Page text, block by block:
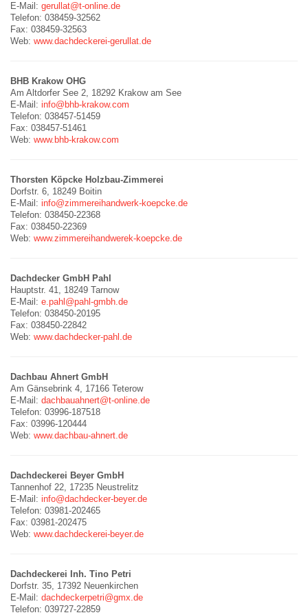
E-Mail: gerullat@t-online.de
Telefon: 038459-32562
Fax: 038459-32563
Web: www.dachdeckerei-gerullat.de
BHB Krakow OHG
Am Altdorfer See 2, 18292 Krakow am See
E-Mail: info@bhb-krakow.com
Telefon: 038457-51459
Fax: 038457-51461
Web: www.bhb-krakow.com
Thorsten Köpcke Holzbau-Zimmerei
Dorfstr. 6, 18249 Boitin
E-Mail: info@zimmereihandwerk-koepcke.de
Telefon: 038450-22368
Fax: 038450-22369
Web: www.zimmereihandwerek-koepcke.de
Dachdecker GmbH Pahl
Hauptstr. 41, 18249 Tarnow
E-Mail: e.pahl@pahl-gmbh.de
Telefon: 038450-20195
Fax: 038450-22842
Web: www.dachdecker-pahl.de
Dachbau Ahnert GmbH
Am Gänsebrink 4, 17166 Teterow
E-Mail: dachbauahnert@t-online.de
Telefon: 03996-187518
Fax: 03996-120444
Web: www.dachbau-ahnert.de
Dachdeckerei Beyer GmbH
Tannenhof 22, 17235 Neustrelitz
E-Mail: info@dachdecker-beyer.de
Telefon: 03981-202465
Fax: 03981-202475
Web: www.dachdeckerei-beyer.de
Dachdeckerei Inh. Tino Petri
Dorfstr. 35, 17392 Neuenkirchen
E-Mail: dachdeckerpetri@gmx.de
Telefon: 039727-22859